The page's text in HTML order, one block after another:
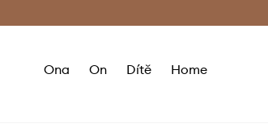
Ona On Dítě Home